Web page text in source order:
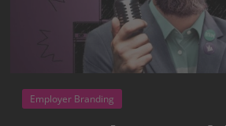
Employer Branding